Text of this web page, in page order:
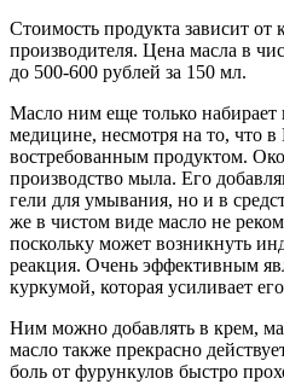
Стоимость продукта зависит от
производителя. Цена масла в
до 500-600 рублей за 150 мл.
Масло ним еще только набирает
медицине, несмотря на то, что
востребованным продуктом.
производство мыла. Его
гели для умывания, но и в
же в чистом виде масло не
поскольку может возникнуть
реакция. Очень эффективным
куркумой, которая усиливает
Ним можно добавлять в крем,
масло также прекрасно
боль от фурункулов быстро